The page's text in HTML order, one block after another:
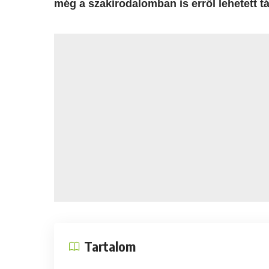
még a szakirodalomban is erről lehetett
Tartalom